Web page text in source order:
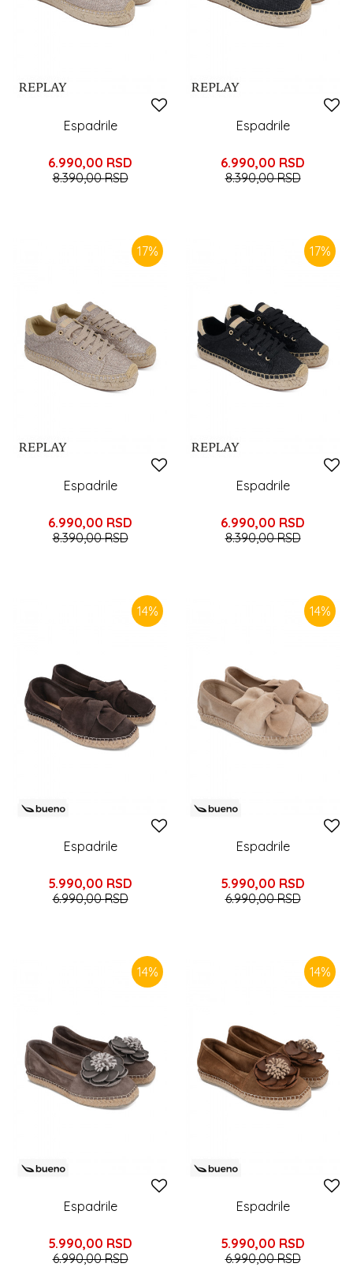
Espadrile
6.990,00 RSD
8.390,00RSD
Espadrile
6.990,00 RSD
8.390,00RSD
17%
Espadrile
6.990,00 RSD
8.390,00RSD
17%
Espadrile
6.990,00 RSD
8.390,00RSD
14%
Espadrile
5.990,00 RSD
6.990,00RSD
14%
Espadrile
5.990,00 RSD
6.990,00RSD
14%
Espadrile
5.990,00 RSD
6.990,00RSD
14%
Espadrile
5.990,00 RSD
6.990,00RSD